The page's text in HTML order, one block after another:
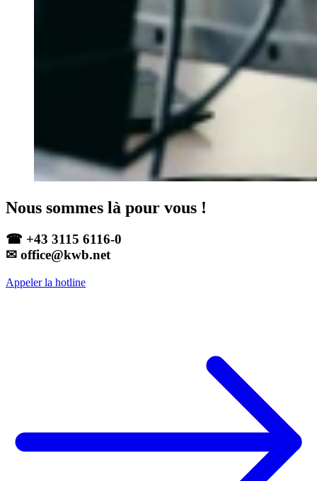
Nous sommes là pour vous !
☎ +43 3115 6116-0
✉ office@kwb.net
Appeler la hotline